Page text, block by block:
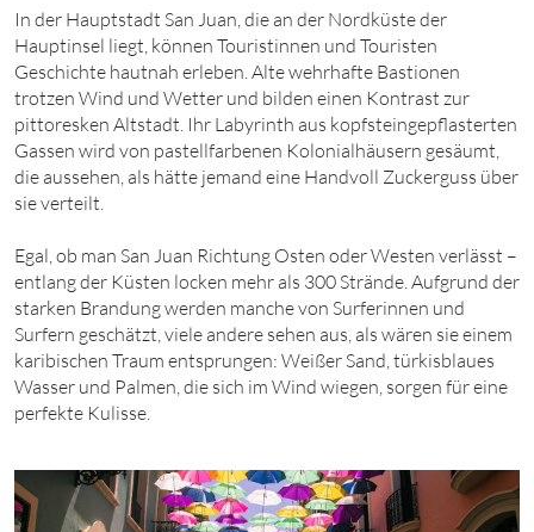
In der Hauptstadt San Juan, die an der Nordküste der
Hauptinsel liegt, können Touristinnen und Touristen
Geschichte hautnah erleben. Alte wehrhafte Bastionen
trotzen Wind und Wetter und bilden einen Kontrast zur
pittoresken Altstadt. Ihr Labyrinth aus kopfsteingepflasterten
Gassen wird von pastellfarbenen Kolonialhäusern gesäumt,
die aussehen, als hätte jemand eine Handvoll Zuckerguss über
sie verteilt.
Egal, ob man San Juan Richtung Osten oder Westen verlässt –
entlang der Küsten locken mehr als 300 Strände. Aufgrund der
starken Brandung werden manche von Surferinnen und
Surfern geschätzt, viele andere sehen aus, als wären sie einem
karibischen Traum entsprungen: Weißer Sand, türkisblaues
Wasser und Palmen, die sich im Wind wiegen, sorgen für eine
perfekte Kulisse.